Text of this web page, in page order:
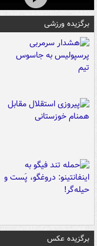
برگزیده ورزشی
برگزیده عکس